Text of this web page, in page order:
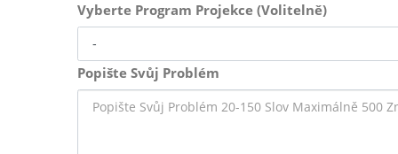
Vyberte Program Projekce (Volitelně)
Popište Svůj Problém